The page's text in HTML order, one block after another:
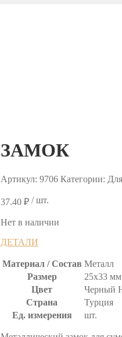
ЗАМОК
Артикул: 9706 Категории:
37.40 ₽/ шт.
Нет в наличии
ДЕТАЛИ
Материал / Состав Металл
Размер
25х33 мм
Цвет
Черный
Страна
Турция
Ед. измерения
шт.